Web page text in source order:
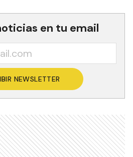
en tu email
NEWSLETTER